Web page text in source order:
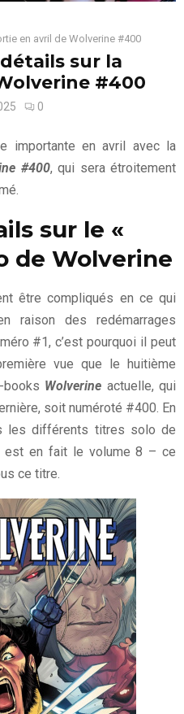
en avril de Wolverine #400
sur la
#400
0
importante en avril avec la
#400, qui sera étroitement
sur le «
de Wolverine
être compliqués en ce qui
raison des redémarrages
#1, c’est pourquoi il peut
vue que le huitième
Wolverine actuelle, qui
soit numéroté #400. En
les différents titres solo de
est en fait le volume 8 – ce
ce titre.